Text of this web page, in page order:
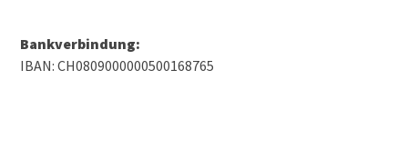
Bankverbindung:
IBAN: CH0809000000500168765